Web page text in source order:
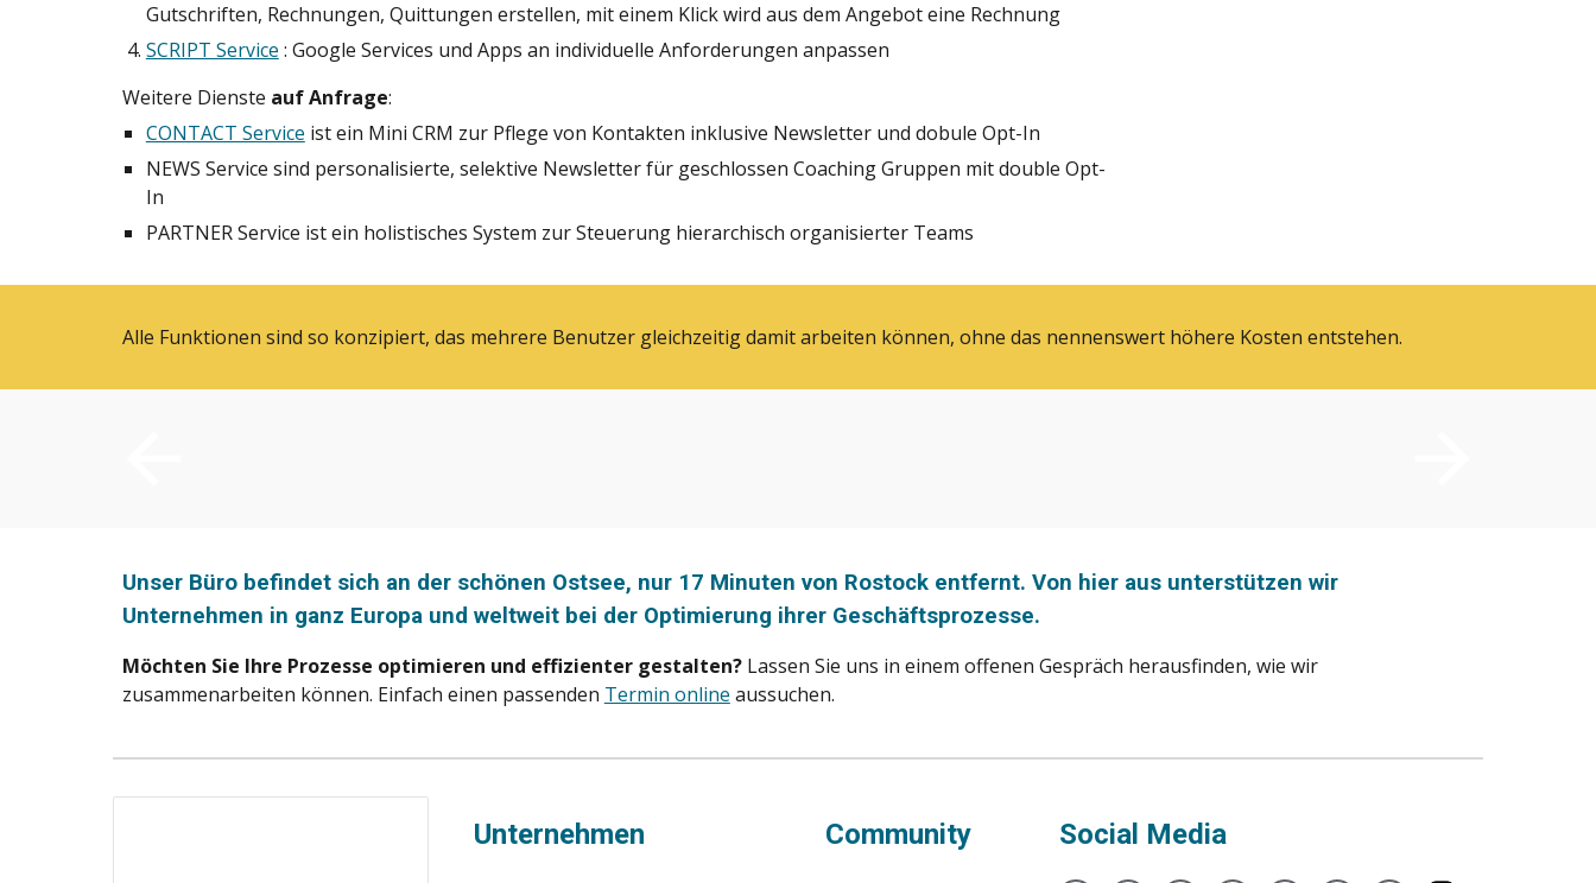
Gutschriften, Rechnungen, Quittungen erstellen, mit einem Klick wird aus dem Angebot eine Rechnung
SCRIPT Service : Google Services und Apps an individuelle Anforderungen anpassen
Weitere Dienste auf Anfrage:
CONTACT Service ist ein Mini CRM zur Pflege von Kontakten inklusive Newsletter und dobule Opt-In
NEWS Service sind personalisierte, selektive Newsletter für geschlossen Coaching Gruppen mit double Opt-
In
PARTNER Service ist ein holistisches System zur Steuerung hierarchisch organisierter Teams
Alle Funktionen sind so konzipiert, das mehrere Benutzer gleichzeitig damit arbeiten können, ohne das nennenswert höhere Kosten entstehen.
Unser Bürobefindet sich an der schönen Ostsee, nur 17 Minuten von Rostock entfernt. Von hier aus unterstützen wir
Unternehmen in ganz Europa und weltweit bei der Optimierung ihrer Geschäftsprozesse.
Möchten Sie Ihre Prozesse optimieren und effizienter gestalten? Lassen Sie uns in einem offenen Gespräch herausfinden, wie wir
zusammenarbeiten können. Einfach einen passenden Termin online aussuchen.
Unternehmen Community Social Media